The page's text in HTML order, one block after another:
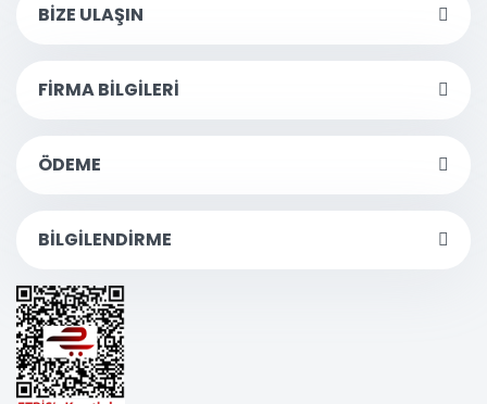
BİZE ULAŞIN
FİRMA BİLGİLERİ
ÖDEME
BİLGİLENDİRME